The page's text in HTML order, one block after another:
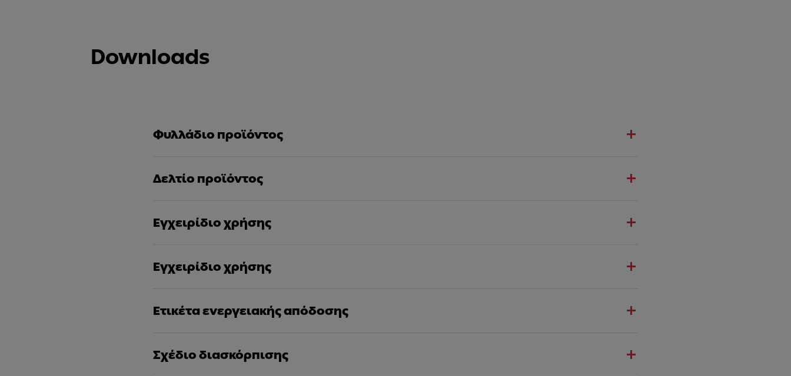
Downloads
Φυλλάδιο προϊόντος
Δελτίο προϊόντος
Εγχειρίδιο χρήσης
Εγχειρίδιο χρήσης
Ετικέτα ενεργειακής απόδοσης
Σχέδιο διασκόρπισης